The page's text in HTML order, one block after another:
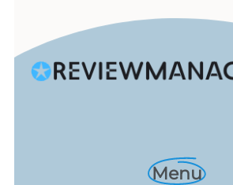
Menu